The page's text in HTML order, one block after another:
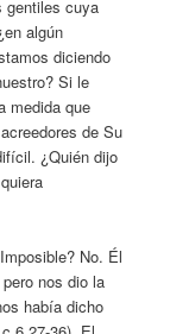
gentiles cuya
algún
diciendo
Si le
medida que
de Su
¿Quién dijo
No. Él
nos dio la
había dicho